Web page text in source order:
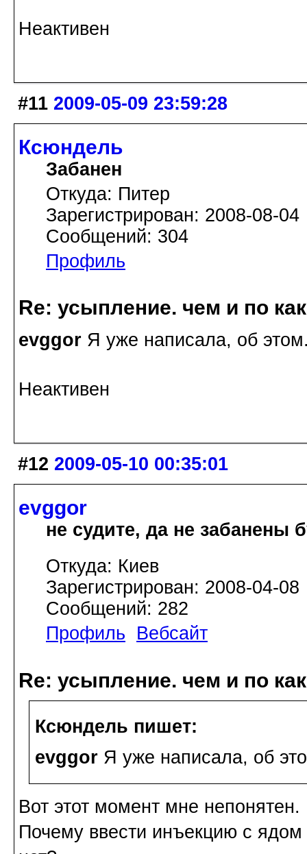
Неактивен
#11 2009-05-09 23:59:28
Ксюндель
Забанен
Откуда: Питер
Зарегистрирован: 2008-08-04
Сообщений: 304
Профиль
Re: усыпление. чем и по
evggor Я уже написала, об
Неактивен
#12 2009-05-10 00:35:01
evggor
не судите, да не забанены
Откуда: Киев
Зарегистрирован: 2008-04-08
Сообщений: 282
Профиль
Вебсайт
Re: усыпление. чем и по
Ксюндель пишет:
evggor Я уже написала, об
Вот этот момент мне
Почему ввести инъекцию с ядом